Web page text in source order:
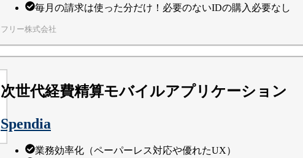
毎月の請求は使った分だけ！必要のないIDの購入必要なし
フリー株式会社
次世代経費精算モバイルアプリケーション
Spendia
業務効率化（ペーパーレス対応や優れたUX）